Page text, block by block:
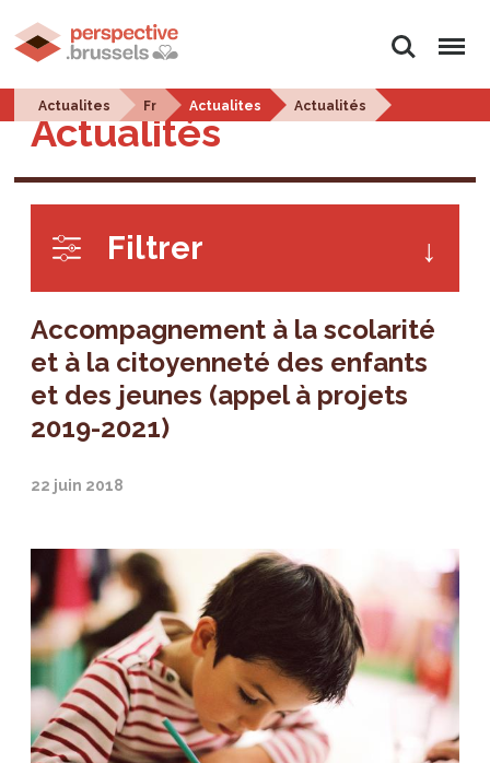
Rechercher
Menu
Actualites Fr Actualites Actualités
Actualités
Filtrer
Accompagnement à la scolarité
et à la citoyenneté des enfants
et des jeunes (appel à projets
2019-2021)
22 juin 2018